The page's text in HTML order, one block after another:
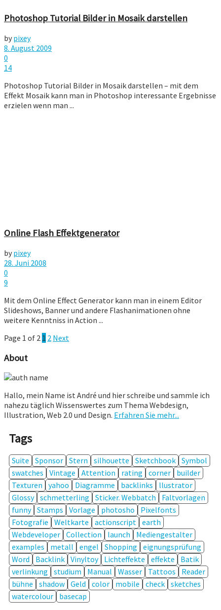
Photoshop Tutorial Bilder in Mosaik darstellen
by pixey
8. August 2009
0
14
Photoshop Tutorial Bilder in Mosaik darstellen – mit dem
Effekt Mosaik kann man in Photoshop interessante Ergebnisse
erzielen wenn man ...
Online Flash Effektgenerator
by pixey
28. Juni 2008
0
9
Mit dem Online Effect Generator kann man in einem Editor
Slideshows, Banner und andere Flashanimationen ohne
weitere Kenntniss in Action ...
Page 1 of 2 1 2 Next
About
Hallo, mein Name ist André und hier schreibe und sammle ich
nahezu täglich Wissenswertes zum Thema Webdesign,
Illustration, Web 2.0 und Design. Erfahren Sie mehr...
Tags
Suite Sponsor Stern silhouette Sketchbook Symbol
swatches
Vintage Attention rating corner
builder
Texturen
yahoo Diagramme backlinks
llustrator
Glossy schmetterling Sticker. Webbatch
Faltvorlagen
funny Stamps Vorlage photosho
Pixelfonts
Fotografie
Weltkarte actionscript earth
Webdeveloper Collection launch
Mediengestalter
examples
metall engel Shopping
eignungsprüfung
Word
Backlink Vinyltoy Lichteffekte effekte
Batik
verlinkung
studium Manual Wasser Tattoos
Reader
bühne
shadow Geld color mobile check sketches
watercolour
basecap